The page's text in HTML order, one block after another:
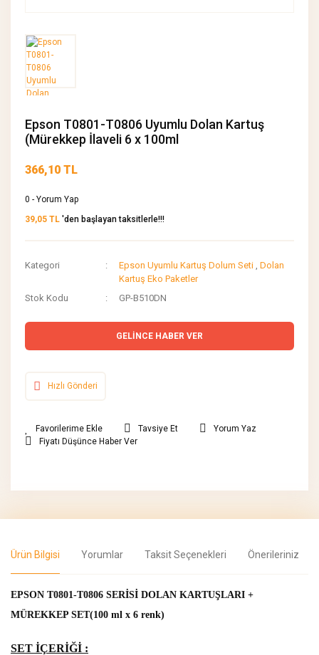
Epson T0801-T0806 Uyumlu Dolan Kartuş
(Mürekkep İlaveli 6 x 100ml
366,10 TL
0 - Yorum Yap
39,05 TL 'den başlayan taksitlerle!!!
Kategori Epson Uyumlu Kartuş Dolum Seti ,Dolan
Kartuş Eko Paketler
Stok Kodu
GP-B510DN
GELİNCE HABER VER
Hızlı Gönderi
Tavsiye Et
Yorum Yaz
Fiyatı Düşünce Haber Ver
Ürün Bilgisi Yorumlar Taksit Seçenekleri Önerileriniz
EPSON T0801-T0806 SERİSİ DOLAN KARTUŞLARI +
MÜREKKEP SET(100 ml x 6 renk)
SET İÇERİĞİ :